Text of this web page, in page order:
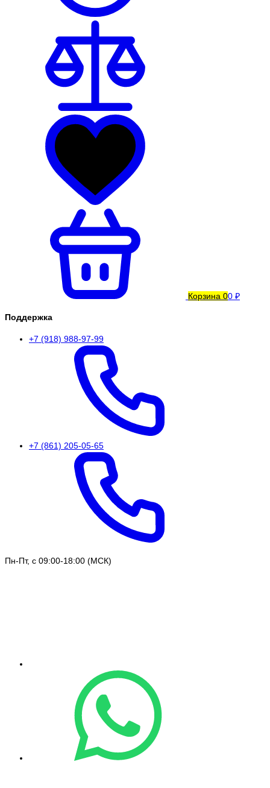
Корзина 00 ₽
Поддержка
+7 (918) 988-97-99
+7 (861) 205-05-65
Пн-Пт, с 09:00-18:00 (МСК)